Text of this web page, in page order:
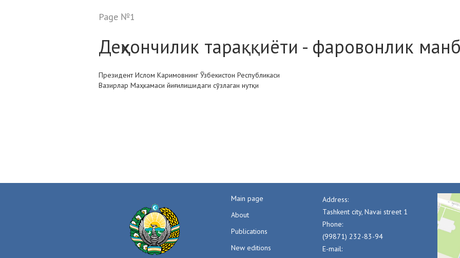
Page №1
Деҳқончилик тараққиёти - фаровонлик
Президент Ислом Каримовнинг Ўзбекистон Республикаси
Вазирлар Маҳкамаси йиғилишидаги сўзлаган нутқи
Main page
About
Publications
New editions
Address:
Tashkent city, Navai street 1
Phone:
(99871) 232-83-94
E-mail: